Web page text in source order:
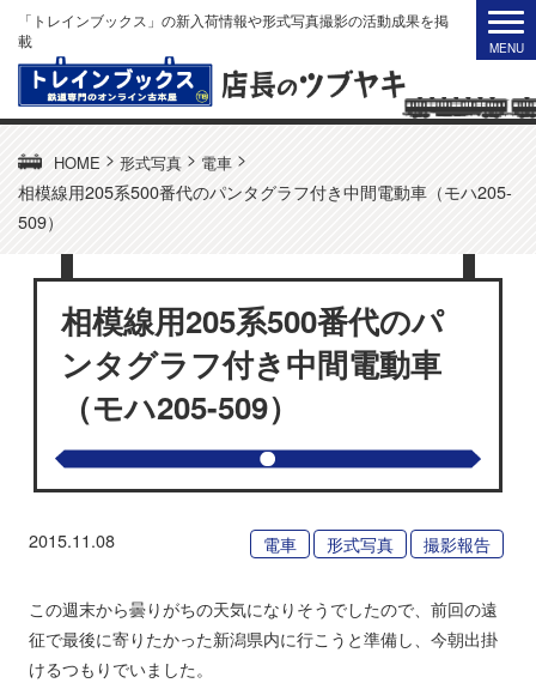
「トレインブックス」の新入荷情報や形式写真撮影の活動成果を掲
載
HOME > 形式写真 > 電車 >
相模線用205系500番代のパンタグラフ付き中間電動車（モハ205-
509）
相模線用205系500番代のパ
ンタグラフ付き中間電動車
（モハ205-509）
2015.11.08 電車 形式写真 撮影報告
この週末から曇りがちの天気になりそうでしたので、前回の遠
征で最後に寄りたかった新潟県内に行こうと準備し、今朝出掛
けるつもりでいました。